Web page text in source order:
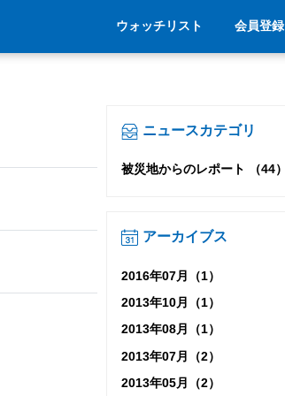
ウォッチリスト 会員登録
ニュースカテゴリ
被災地からのレポート （44）
アーカイブス
2016年07月（1）
2013年10月（1）
2013年08月（1）
2013年07月（2）
2013年05月（2）